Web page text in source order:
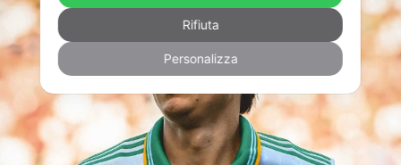
Rifiuta
Personalizza